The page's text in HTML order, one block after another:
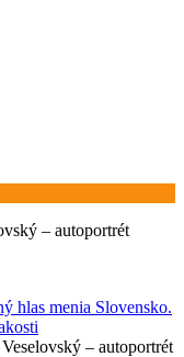
– autoportrét
hlas menia Slovensko.
– autoportrét